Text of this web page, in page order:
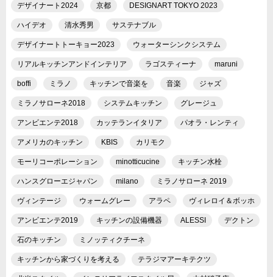
デザイナート2024 京都 DESIGNART TOKYO 2023
ハイデオ 清水秀男 サステナブル
デザイナートトーキョー2023 ウォーターシンクシステム
リアルキッチンアンドインテリア ラゴスティーナ maruni
boffi ミラノ キッチンで音楽を 音楽 ジャズ
ミラノサローネ2018 システムキッチン グレージュ
アンビエンテ2018 カッテランイタリア パオラ・レンティ
アメリカのキッチン KBIS カリモク
モーリコーポレーション minotticucine キッチン水栓
ハンスグローエジャパン milano ミラノサローネ 2019
ヴィンテージ ウォームグレー アラペ ヴィレロイ＆ボッホ
アンビエンテ2019 キッチンの設備機器 ALESSI デクトン
石のキッチン ミノッティクチーネ
キッチンから家づくりを考える テラジマアーキテクツ